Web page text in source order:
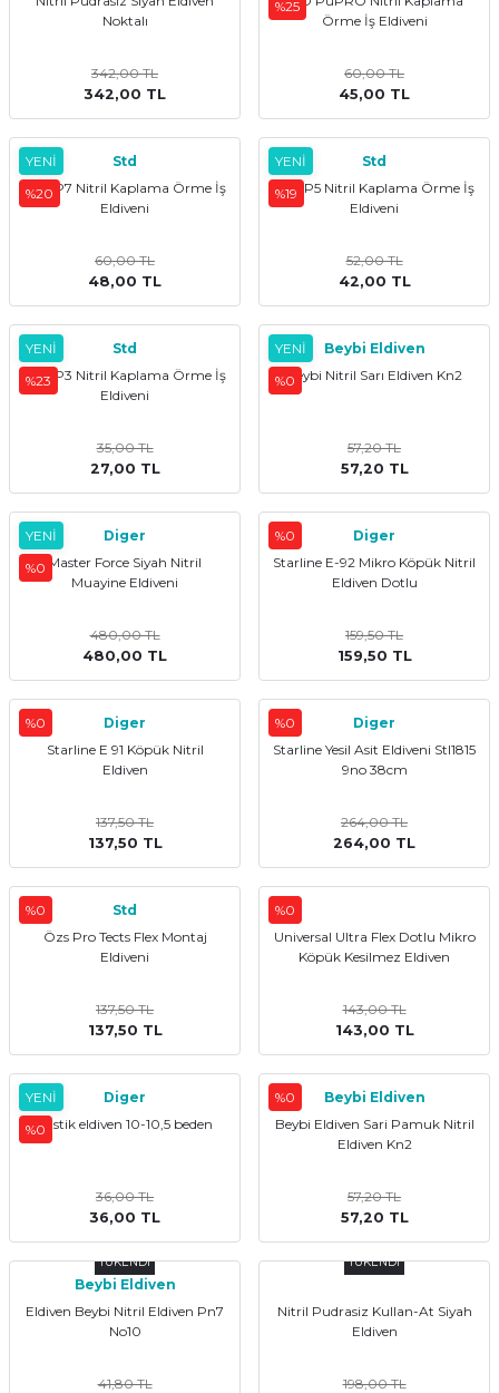
Noktalı
342,00 TL
342,00 TL
%25
Örme İş Eldiveni
60,00 TL
45,00 TL
YENİ
%20
Std
STD P7 Nitril Kaplama Örme İş
Eldiveni
60,00 TL
48,00 TL
YENİ
%19
Std
STD P5 Nitril Kaplama Örme İş
Eldiveni
52,00 TL
42,00 TL
YENİ
%23
Std
STD P3 Nitril Kaplama Örme İş
Eldiveni
35,00 TL
27,00 TL
YENİ
%0
Beybi Eldiven
Beybi Nitril Sarı Eldiven Kn2
57,20 TL
57,20 TL
YENİ
%0
Diger
Master Force Siyah Nitril
Muayine Eldiveni
480,00 TL
480,00 TL
%0
Diger
Starline E-92 Mikro Köpük Nitril
Eldiven Dotlu
159,50 TL
159,50 TL
%0
Diger
Starline E 91 Köpük Nitril
Eldiven
137,50 TL
137,50 TL
%0
Diger
Starline Yesil Asit Eldiveni Stl1815
9no 38cm
264,00 TL
264,00 TL
%0
Std
Özs Pro Tects Flex Montaj
Eldiveni
137,50 TL
137,50 TL
%0
Universal Ultra Flex Dotlu Mikro
Köpük Kesilmez Eldiven
143,00 TL
143,00 TL
YENİ
%0
Diger
Lastik eldiven 10-10,5 beden
36,00 TL
36,00 TL
%0
Beybi Eldiven
Beybi Eldiven Sari Pamuk Nitril
Eldiven Kn2
57,20 TL
57,20 TL
TÜKENDİ
Beybi Eldiven
Eldiven Beybi Nitril Eldiven Pn7
No10
41,80 TL
TÜKENDİ
Nitril Pudrasiz Kullan-At Siyah
Eldiven
198,00 TL